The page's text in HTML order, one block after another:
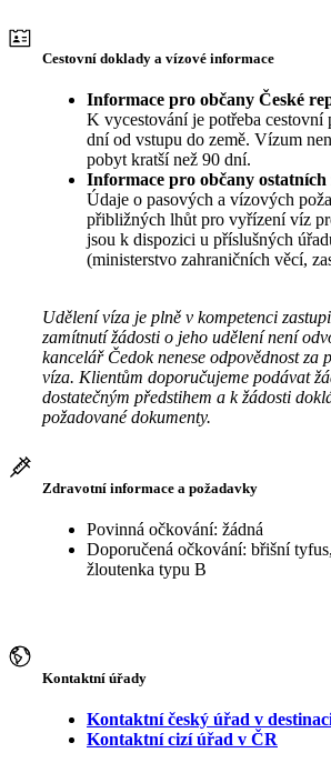
Cestovní doklady a vízové informace
Informace pro občany České
K vycestování je potřeba cestovní
dní od vstupu do země. Vízum
pobyt kratší než 90 dní.
Informace pro občany ostatních
Údaje o pasových a vízových
přibližných lhůt pro vyřízení víz
jsou k dispozici u příslušných
(ministerstvo zahraničních věcí,
Udělení víza je plně v kompetenci
zamítnutí žádosti o jeho udělení není
kancelář Čedok nenese odpovědnost za
víza. Klientům doporučujeme podávat
dostatečným předstihem a k žádosti
požadované dokumenty.
Zdravotní informace a požadavky
Povinná očkování: žádná
Doporučená očkování: břišní
žloutenka typu B
Kontaktní úřady
Kontaktní český úřad v
Kontaktní cizí úřad v ČR